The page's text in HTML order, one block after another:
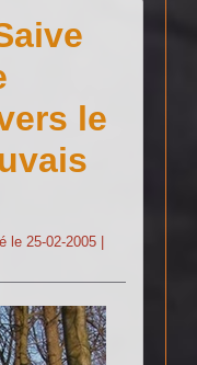
le
le25-02-2005